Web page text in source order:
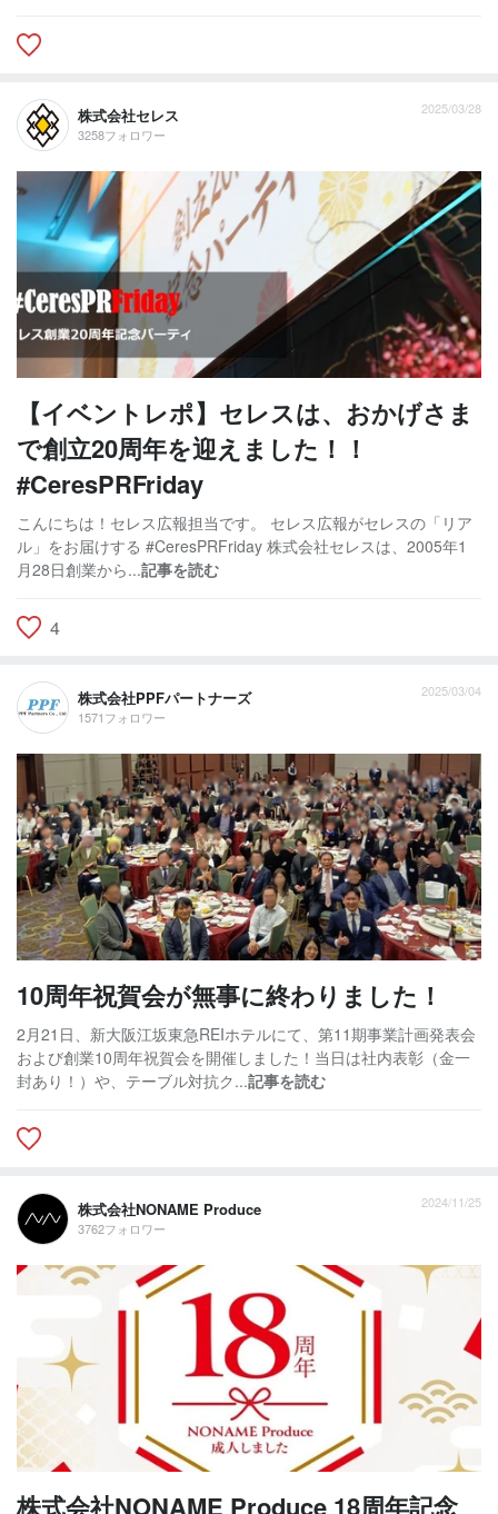
株式会社セレス
3258フォロワー
2025/03/28
【イベントレポ】セレスは、おかげさま
で創立20周年を迎えました！！
#CeresPRFriday
こんにちは！セレス広報担当です。 セレス広報がセレスの「リア
ル」をお届けする #CeresPRFriday 株式会社セレスは、2005年1
月28日創業から...記事を読む
4
株式会社PPFパートナーズ
1571フォロワー
2025/03/04
10周年祝賀会が無事に終わりました！
2月21日、新大阪江坂東急REIホテルにて、第11期事業計画発表会
および創業10周年祝賀会を開催しました！当日は社内表彰（金一
封あり！）や、テーブル対抗ク...記事を読む
株式会社NONAME Produce
3762フォロワー
2024/11/25
株式会社NONAME Produce 18周年記念